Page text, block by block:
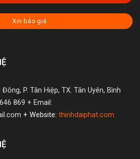
Xin báo giá
Đông, P. Tân Hiệp, TX. Tân Uyên, Bình
869 + Email:
+ Website: thinhdaiphat.com